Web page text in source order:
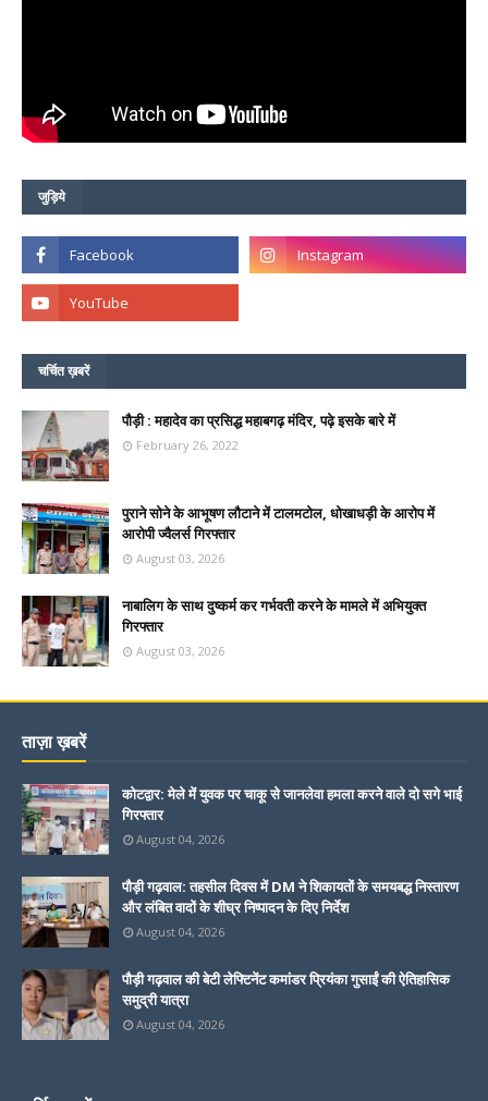
जुड़िये
चर्चित ख़बरें
पौड़ी : महादेव का प्रसिद्ध महाबगढ़ मंदिर, पढ़े इसके बारे में
February 26, 2022
पुराने सोने के आभूषण लौटाने में टालमटोल, धोखाधड़ी के आरोप में
आरोपी ज्वैलर्स गिरफ्तार
August 03, 2026
नाबालिग के साथ दुष्कर्म कर गर्भवती करने के मामले में अभियुक्त
गिरफ्तार
August 03, 2026
ताज़ा ख़बरें
कोटद्वार: मेले में युवक पर चाकू से जानलेवा हमला करने वाले दो सगे भाई
गिरफ्तार
August 04, 2026
पौड़ी गढ़वाल: तहसील दिवस में DM ने शिकायतों के समयबद्ध निस्तारण
और लंबित वादों के शीघ्र निष्पादन के दिए निर्देश
August 04, 2026
पौड़ी गढ़वाल की बेटी लेफ्टिनेंट कमांडर प्रियंका गुसाईं की ऐतिहासिक
समुद्री यात्रा
August 04, 2026